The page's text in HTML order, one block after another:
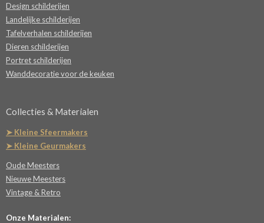
Design schilderijen
Landelijke schilderijen
Tafelverhalen schilderijen
Dieren schilderijen
Portret schilderijen
Wanddecoratie voor de keuken
Collecties & Materialen
➤ Kleine Sfeermakers
➤ Kleine Geurmakers
Oude Meesters
Nieuwe Meesters
Vintage & Retro
Onze Materialen: